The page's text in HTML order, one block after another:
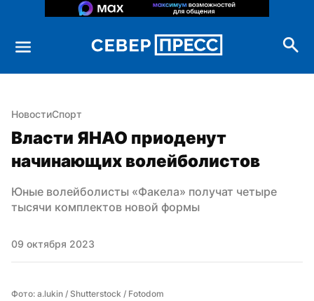
НовостиСпорт
Власти ЯНАО приоденут
начинающих волейболистов
Юные волейболисты «Факела» получат четыре
тысячи комплектов новой формы
09 октября 2023
Фото: a.lukin / Shutterstock / Fotodom